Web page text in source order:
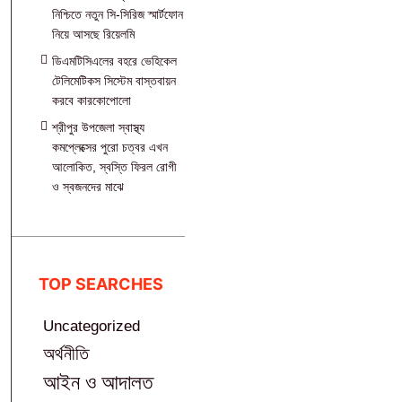
নিশ্চিতে নতুন সি-সিরিজ স্মার্টফোন
নিয়ে আসছে রিয়েলমি
ডিএমটিসিএলের বহরে ভেহিকেল
টেলিমেটিকস সিস্টেম বাস্তবায়ন
করবে কারকোপোলো
শ্রীপুর উপজেলা স্বাস্থ্য
কমপ্লেক্সের পুরো চত্বর এখন
আলোকিত, স্বস্তি ফিরল রোগী
ও স্বজনদের মাঝে‎
TOP SEARCHES
Uncategorized
অর্থনীতি
আইন ও আদালত